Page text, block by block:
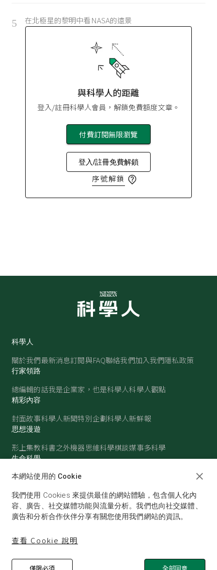
5 在北極星的黎明中看NASA的遠景
與科學人的距離
登入/註冊科學人會員，解鎖免費額度文章。
付費訂閱無限瀏覽
登入/註冊免費解鎖
序號解鎖
科學人
關於我們最新消息訂閱與FAQ聯絡我們加入我們隱私政策
行家領路
總編輯的話我是企業家，也是科學人科學人觀點
精彩內容
封面故事科學人新聞特別企劃科學人新鮮報
思想漫遊
形上集教科書之外機器思維科學棋談媒事多科學
生命科學
醫學古生物心理學生態學
物理 化學地球科學天文
本網站使用的 Cookie
我們使用 Cookies 來提供最佳的網站體驗，包含個人化內
容、廣告、社交媒體功能與流量分析。我們也向社交媒體、
廣告和分析合作伙伴分享有關您使用我們網站的資訊。
查看 Cookie 說明